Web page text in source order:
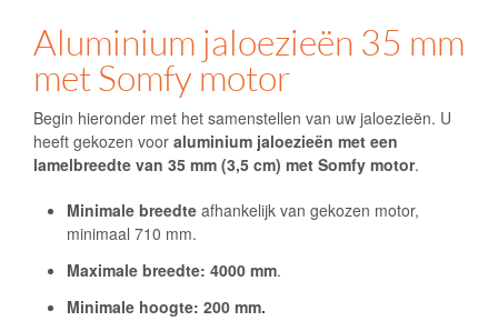
Aluminium jaloezieën 35 mm
met Somfy motor
Begin hieronder met het samenstellen van uw jaloezieën. U
heeft gekozen voor aluminium jaloezieën met een
lamelbreedte van 35 mm (3,5 cm) met Somfy motor.
Minimale breedte afhankelijk van gekozen motor,
minimaal 710 mm.
Maximale breedte: 4000 mm.
Minimale hoogte: 200 mm.